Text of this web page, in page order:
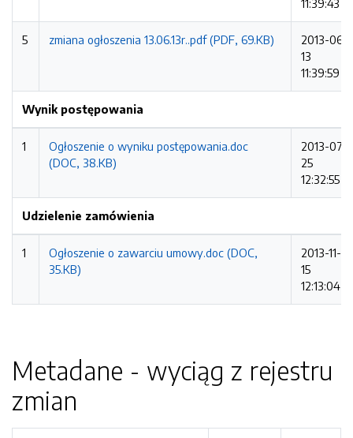
11:39:43
5 zmiana ogłoszenia 13.06.13r..pdf (PDF, 69.KB)
2013-06-
13
11:39:59
Wynik postępowania
1
Ogłoszenie o wyniku postępowania.doc
(DOC, 38.KB)
2013-07-
25
12:32:55
Udzielenie zamówienia
1
Ogłoszenie o zawarciu umowy.doc (DOC,
35.KB)
2013-11-
15
12:13:04
Metadane - wyciąg z rejestru
zmian